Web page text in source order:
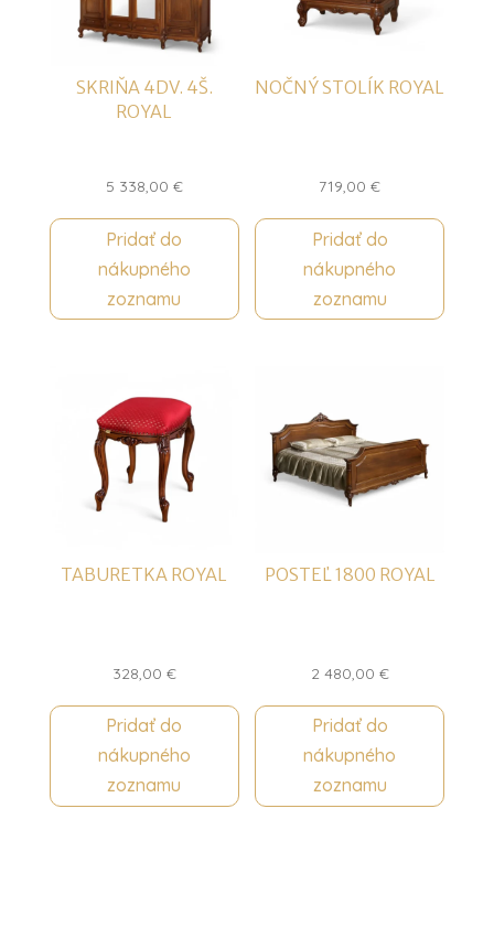
SKRIŇA 4DV. 4Š.
ROYAL
5 338,00 €
Pridať do
nákupného
zoznamu
NOČNÝ STOLÍK ROYAL
719,00€
Pridať do
nákupného
zoznamu
TABURETKA ROYAL
328,00 €
Pridať do
nákupného
zoznamu
POSTEĽ 1800 ROYAL
2 480,00 €
Pridať do
nákupného
zoznamu